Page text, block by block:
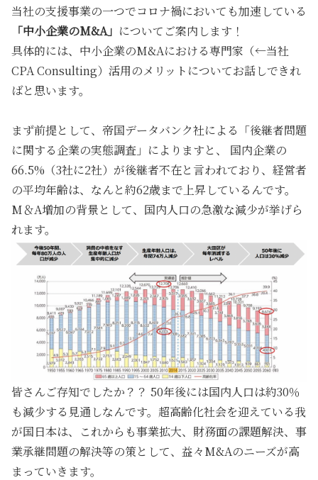
当社の支援事業の一つでコロナ禍においても加速している
「中小企業のM&A」 についてご案内します！
具体的には、中小企業のM&Aにおける専門家（←当社
CPA Consulting）活用のメリットについてお話しできれ
ばと思います。
まず前提として、帝国データバンク社による「後継者問題
に関する企業の実態調査」によりますと、 国内企業の
66.5%（3社に2社）が後継者不在と言われており、経営者
の平均年齢は、なんと約62歳まで上昇しているんです。
M＆A増加の背景として、国内人口の急激な減少が挙げら
れます。
皆さんご存知でしたか？？ 50年後には国内人口は約30％
も減少する見通しなんです。超高齢化社会を迎えている我
が国日本は、これからも事業拡大、財務面の課題解決、事
業承継問題の解決等の策として、益々M&Aのニーズが高
まっていきます。